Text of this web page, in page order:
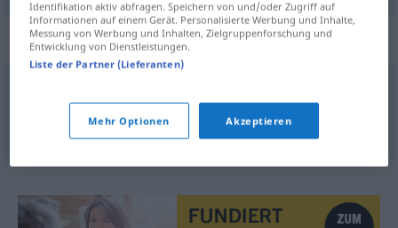
Synonyme für "verifiera"
intyga,bekräfta
© LibreOffice
Identifikation aktiv abfragen. Speichern von und/oder Zugriff auf
Informationen auf einem Gerät. Personalisierte Werbung und Inhalte,
Messung von Werbung und Inhalten, Zielgruppenforschung und
Entwicklung von Dienstleistungen.
Liste der Partner (Lieferanten)
Mehr Optionen Akzeptieren